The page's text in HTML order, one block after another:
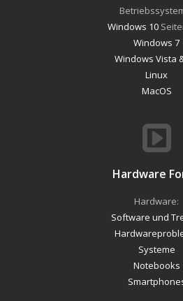
Windows 10
Windows 7
Windows Vista
Linux
MacOS
Hardware
Hardware:
Software und
Systeme
Notebooks